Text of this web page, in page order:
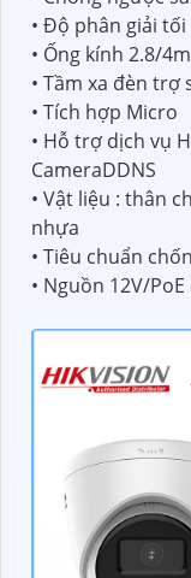
• Độ phân giải tối
• Ống kính 2.8/
• Tầm xa đèn trợ
• Tích hợp Micro
• Hỗ trợ dịch vụ
CameraDDNS
• Vật liệu : thân
nhựa
• Tiêu chuẩn
• Nguồn 12V/